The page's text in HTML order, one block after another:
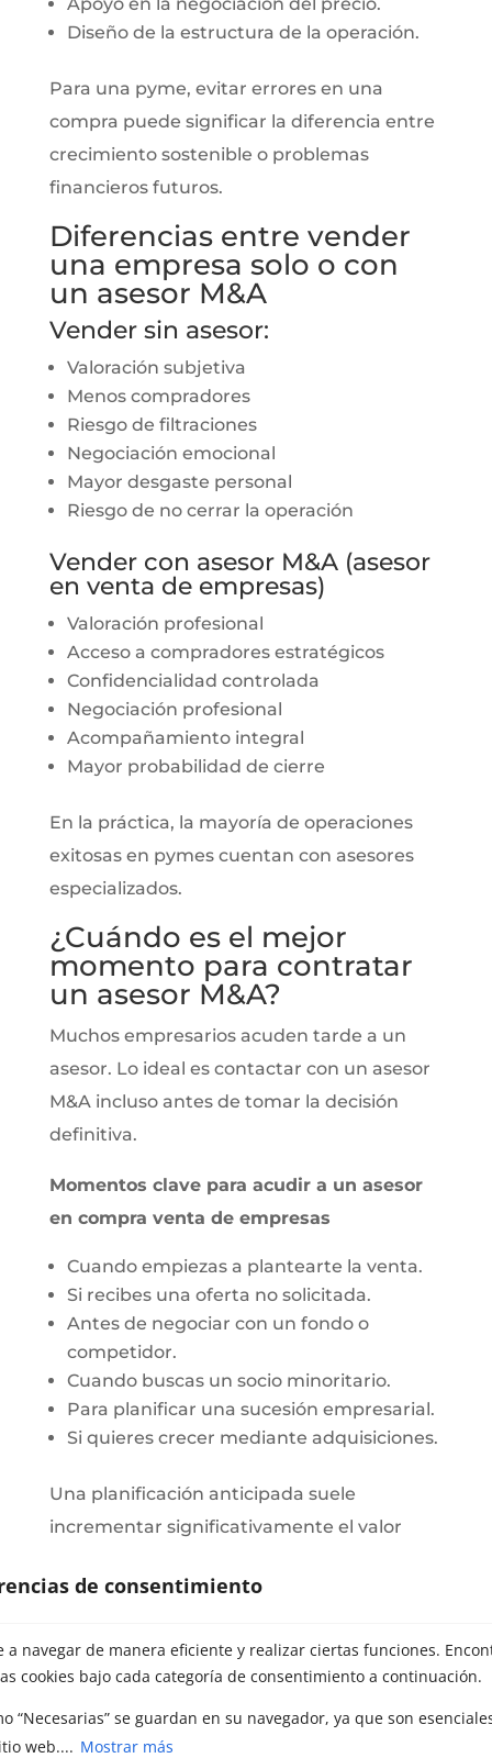
de consentimiento
a navegar de manera eficiente y realizar ciertas funciones.
cookies bajo cada categoría de consentimiento a continuación.
“Necesarias” se guardan en su navegador, ya que son
web.... Mostrar más
Diseño de la estructura de la operación.
Para una pyme, evitar errores en una
compra puede significar la diferencia entre
crecimiento sostenible o problemas
financieros futuros.
Diferencias entre vender
una empresa solo o con
un asesor M&A
Vender sin asesor:
Valoración subjetiva
Menos compradores
Riesgo de filtraciones
Negociación emocional
Mayor desgaste personal
Riesgo de no cerrar la operación
Vender con asesor M&A (asesor
en venta de empresas)
Valoración profesional
Acceso a compradores estratégicos
Confidencialidad controlada
Negociación profesional
Acompañamiento integral
Mayor probabilidad de cierre
En la práctica, la mayoría de operaciones
exitosas en pymes cuentan con asesores
especializados.
¿Cuándo es el mejor
momento para contratar
un asesor M&A?
Muchos empresarios acuden tarde a un
asesor. Lo ideal es contactar con un asesor
M&A incluso antes de tomar la decisión
definitiva.
Momentos clave para acudir a un asesor
en compra venta de empresas
Cuando empiezas a plantearte la venta.
Si recibes una oferta no solicitada.
Antes de negociar con un fondo o
competidor.
Cuando buscas un socio minoritario.
Para planificar una sucesión empresarial.
Si quieres crecer mediante adquisiciones.
Una planificación anticipada suele
incrementar significativamente el valor
adecuado para tu
empresa pyme
No todos los asesores son iguales. Elegir
correctamente es fundamental.